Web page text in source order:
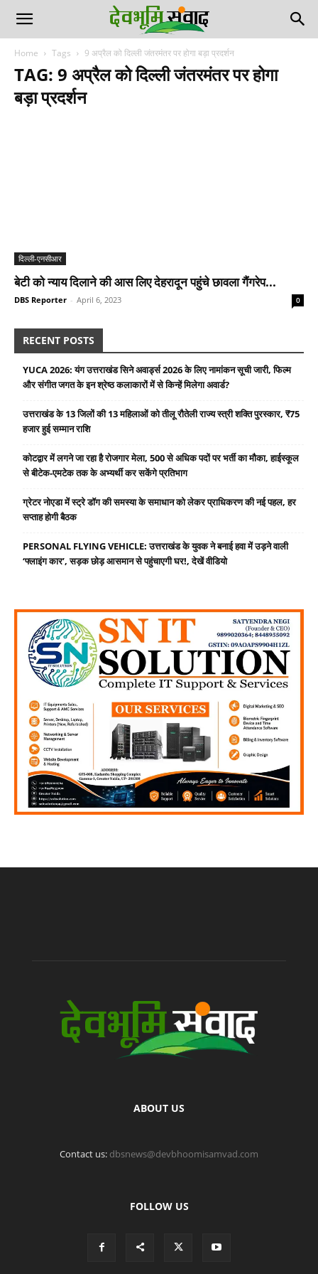
Home Tags 9 अप्रैल को दिल्ली जंतरमंतर पर होगा बड़ा प्रदर्शन
TAG: 9 अप्रैल को दिल्ली जंतरमंतर पर होगा
बड़ा प्रदर्शन
दिल्ली-एनसीआर
बेटी को न्याय दिलाने की आस लिए देहरादून पहुंचे छावला गैंगरेप...
DBS Reporter - April 6, 2023 0
RECENT POSTS
YUCA 2026: यंग उत्तराखंड सिने अवार्ड्स 2026 के लिए नामांकन सूची जारी, फिल्म
और संगीत जगत के इन श्रेष्ठ कलाकारों में से किन्हें मिलेगा अवार्ड?
उत्तराखंड के 13 जिलों की 13 महिलाओं को तीलू रौतेली राज्य स्त्री शक्ति पुरस्कार, ₹75
हजार हुई सम्मान राशि
कोटद्वार में लगने जा रहा है रोजगार मेला, 500 से अधिक पदों पर भर्ती का मौका, हाईस्कूल
से बीटेक-एमटेक तक के अभ्यर्थी कर सकेंगे प्रतिभाग
ग्रेटर नोएडा में स्ट्रे डॉग की समस्या के समाधान को लेकर प्राधिकरण की नई पहल, हर
सप्ताह होगी बैठक
PERSONAL FLYING VEHICLE: उत्तराखंड के युवक ने बनाई हवा में उड़ने वाली
‘फ्लाइंग कार’, सड़क छोड़ आसमान से पहुंचाएगी घर!, देखें वीडियो
ABOUT US
Contact us: dbsnews@devbhoomisamvad.com
FOLLOW US